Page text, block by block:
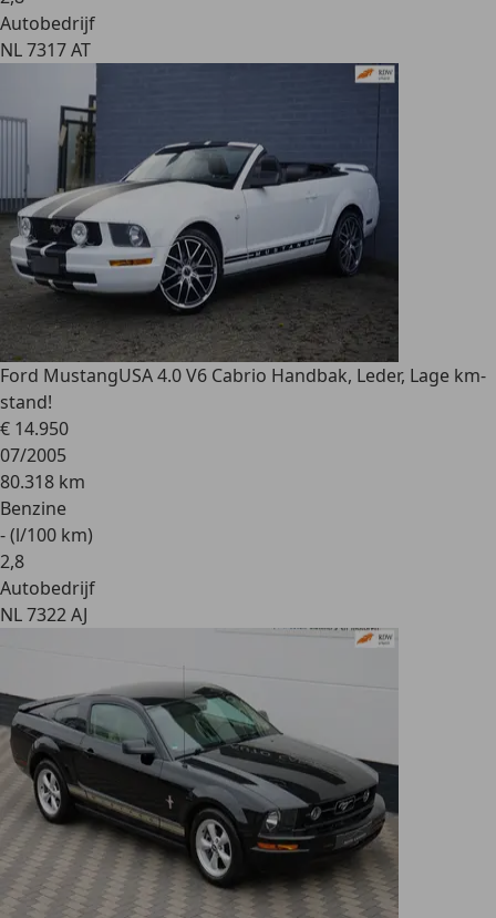
Autobedrijf
NL 7317 AT
Ford MustangUSA 4.0 V6 Cabrio Handbak, Leder, Lage km-
stand!
€ 14.950
07/2005
80.318 km
Benzine
- (l/100 km)
2,8
Autobedrijf
NL 7322 AJ